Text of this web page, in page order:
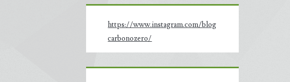
https://www.instagram.com/blog
carbonozero/